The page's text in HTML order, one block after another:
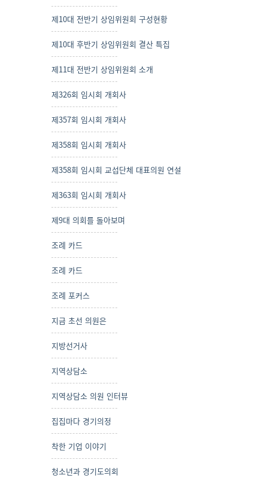
제10대 전반기 상임위원회 구성현황
제10대 후반기 상임위원회 결산 특집
제11대 전반기 상임위원회 소개
제326회 임시회 개회사
제357회 임시회 개회사
제358회 임시회 개회사
제358회 임시회 교섭단체 대표의원 연설
제363회 임시회 개회사
제9대 의회를 돌아보며
조례 카드
조례 카드
조례 포커스
지금 초선 의원은
지방선거사
지역상담소
지역상담소 의원 인터뷰
집집마다 경기의정
착한 기업 이야기
청소년과 경기도의회